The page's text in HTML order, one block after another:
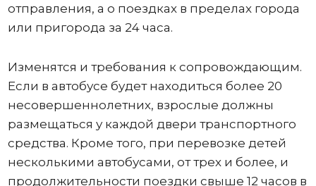
отправления, а о поездках в пределах города
или пригорода за 24 часа.
Изменятся и требования к сопровождающим.
Если в автобусе будет находиться более 20
несовершеннолетних, взрослые должны
размещаться у каждой двери транспортного
средства. Кроме того, при перевозке детей
несколькими автобусами, от трех и более, и
продолжительности поездки свыше 12 часов в